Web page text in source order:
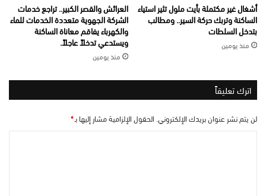
أشغال غير مكتملة بأيت ملول تثير استياء
الساكنة وتربك حركة السير.. ومطالب
بتدخل السلطات
منذ يومين
العرائش والقصر الكبير.. تراجع خدمات
الشركة الجهوية متعددة الخدمات للماء
والكهرباء يفاقم معاناة الساكنة
ويستدعي تدخلاً عاجلاً.
منذ يومين
اترك تعليقاً
لن يتم نشر عنوان بريدك الإلكتروني. الحقول الإلزامية مشار إليها بـ*